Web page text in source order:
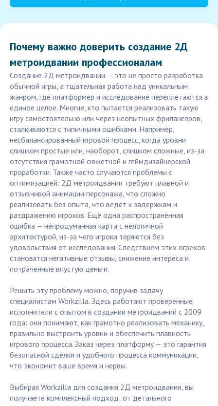
Почему важно доверить создание 2Д
метроидвании профессионалам
Создание 2Д метроидвании — это не просто разработка
обычной игры, а тщательная работа над уникальным
жанром, где платформер и исследование переплетаются в
единое целое. Многие, кто пытается реализовать такую
игру самостоятельно или через неопытных фрилансеров,
сталкиваются с типичными ошибками. Например,
несбалансированный игровой процесс, когда уровни
слишком простые или, наоборот, слишком сложные, из-за
отсутствия грамотной сюжетной и геймдизайнерской
проработки. Также часто случаются проблемы с
оптимизацией: 2Д метроидвании требуют плавной и
отзывчивой анимации персонажа, что сложно
реализовать без опыта, что ведет к задержкам и
раздражению игроков. Ещё одна распространённая
ошибка — непродуманная карта с нелогичной
архитектурой, из-за чего игроки теряются без
удовольствия от исследования. Следствием этих огрехов
становятся негативные отзывы, снижение интереса и
потраченные впустую деньги.
Решить эту проблему можно, поручив задачу
специалистам Workzilla. Здесь работают проверенные
исполнители с опытом в создании метроидваний с 2009
года: они понимают, как грамотно реализовать механику,
правильно выстроить уровни и обеспечить плавность
игрового процесса. Заказ через платформу — это гарантия
безопасной сделки и удобного процесса коммуникации,
что экономит ваше время и нервы.
Выбирая Workzilla для создания 2Д метроидвании, вы
получаете комплексный подход: от детального